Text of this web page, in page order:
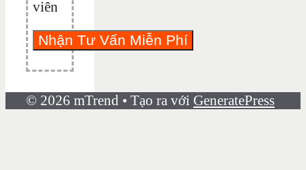
viên
© 2026 mTrend • Tạo ra với GeneratePress